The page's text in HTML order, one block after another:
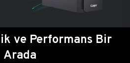
ve Performans Bir
Arada